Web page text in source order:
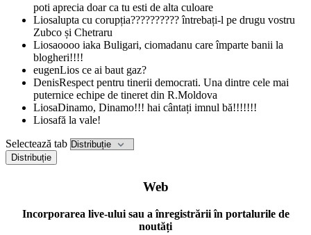
poti aprecia doar ca tu esti de alta culoare
Liosalupta cu corupția?????????? întrebați-l pe drugu vostru
Zubco și Chetraru
Liosaoooo iaka Buligari, ciomadanu care împarte banii la
blogheri!!!!
eugenLios ce ai baut gaz?
DenisRespect pentru tinerii democrati. Una dintre cele mai
puternice echipe de tineret din R.Moldova
LiosaDinamo, Dinamo!!! hai cântați imnul bă!!!!!!!
Liosafă la vale!
Selectează tab
Distribuție
Web
Incorporarea live-ului sau a înregistrării în portalurile de
noutăți